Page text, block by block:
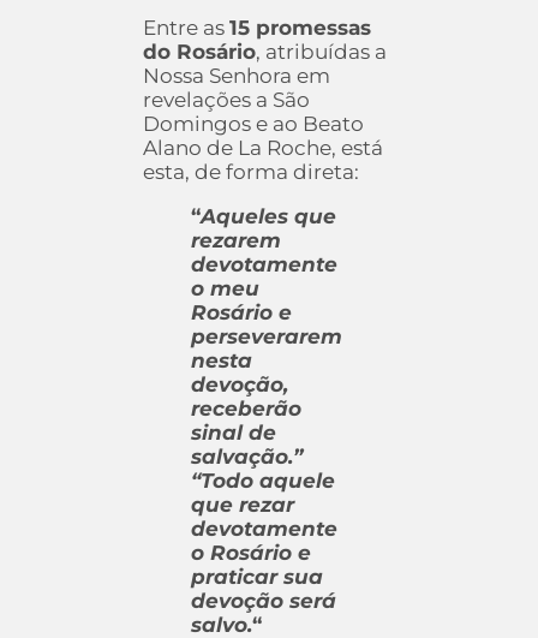
Entre as15 promessas
do Rosário, atribuídas a
Nossa Senhora em
revelações a São
Domingos e ao Beato
Alano de La Roche, está
esta, de forma direta:
“Aqueles que
rezarem
devotamente
o meu
Rosário e
perseverarem
nesta
devoção,
receberão
sinal de
salvação.”
“Todo aquele
que rezar
devotamente
o Rosário e
praticar sua
devoção será
salvo.“